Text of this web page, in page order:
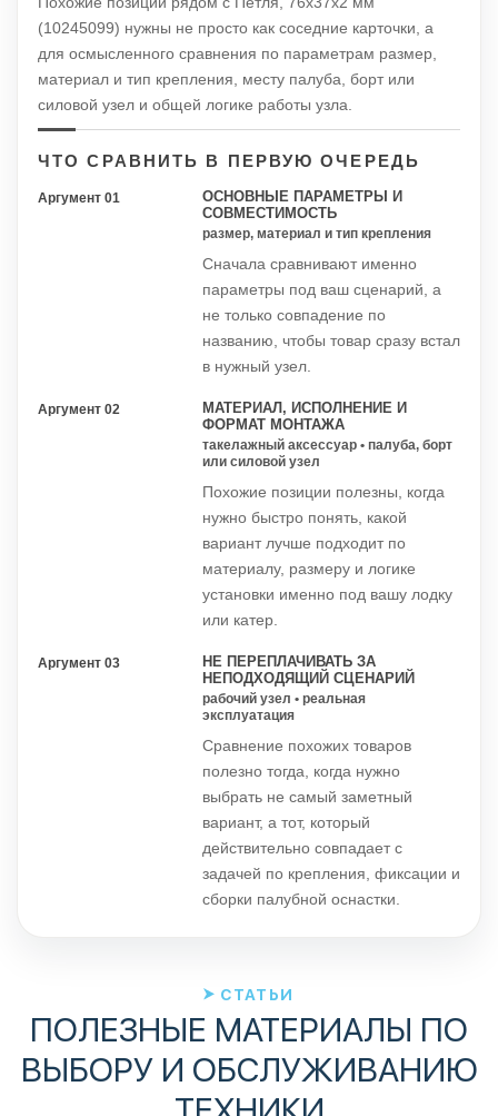
(10245099) нужны не просто как соседние карточки, а
для осмысленного сравнения по параметрам размер,
материал и тип крепления, месту палуба, борт или
силовой узел и общей логике работы узла.
ЧТО СРАВНИТЬ В ПЕРВУЮ ОЧЕРЕДЬ
Аргумент 01
ОСНОВНЫЕ ПАРАМЕТРЫ И
СОВМЕСТИМОСТЬ
размер, материал и тип крепления
Сначала сравнивают именно
параметры под ваш сценарий, а
не только совпадение по
названию, чтобы товар сразу встал
в нужный узел.
Аргумент 02
МАТЕРИАЛ, ИСПОЛНЕНИЕ И
ФОРМАТ МОНТАЖА
такелажный аксессуар • палуба, борт
или силовой узел
Похожие позиции полезны, когда
нужно быстро понять, какой
вариант лучше подходит по
материалу, размеру и логике
установки именно под вашу лодку
или катер.
Аргумент 03
НЕ ПЕРЕПЛАЧИВАТЬ ЗА
НЕПОДХОДЯЩИЙ СЦЕНАРИЙ
рабочий узел • реальная
эксплуатация
Сравнение похожих товаров
полезно тогда, когда нужно
выбрать не самый заметный
вариант, а тот, который
действительно совпадает с
задачей по крепления, фиксации и
сборки палубной оснастки.
СТАТЬИ
ПОЛЕЗНЫЕ МАТЕРИАЛЫ ПО
ВЫБОРУ И ОБСЛУЖИВАНИЮ